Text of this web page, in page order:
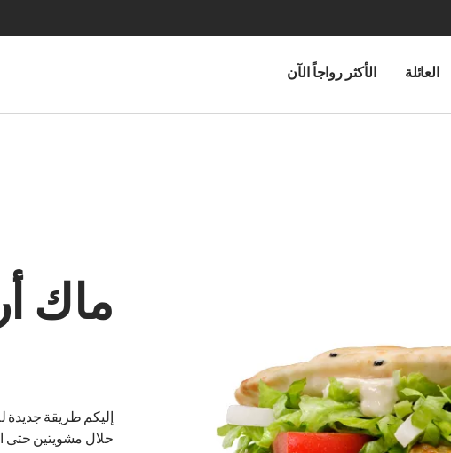
العائلة الأكثر رواجاً الآن
ماك
إليكم طريقة جديدة
حلال مشويتين